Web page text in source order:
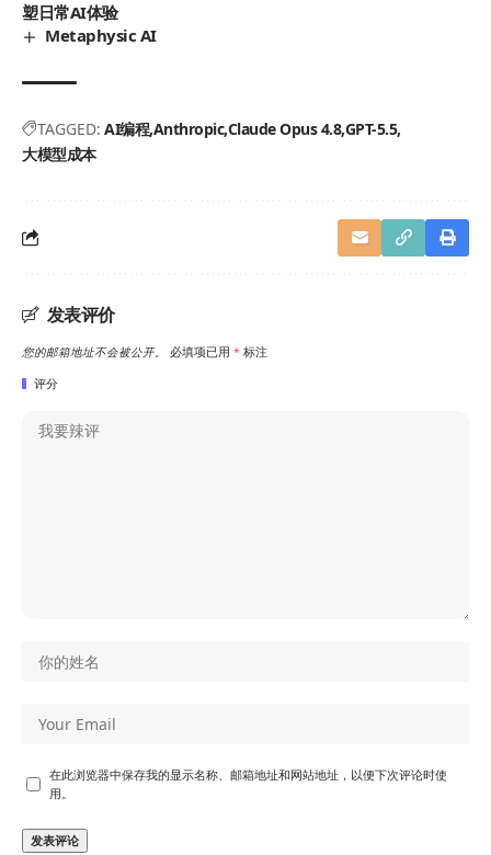
塑日常AI体验
Metaphysic AI
TAGGED: AI编程 Anthropic Claude Opus 4.8 GPT-5.5
大模型成本
发表评价
您的邮箱地址不会被公开。 必填项已用 * 标注
评分
在此浏览器中保存我的显示名称、邮箱地址和网站地址，以便下次评论时使
用。